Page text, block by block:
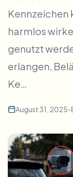
Video-
Bulk-Video-Blur
Massen-
Hochdurchsatz-
Enterprise-
API & SDK
Video-
Massen-
Kennzeichen
harmlos
genutzt
erlangen,
Ke…
August 31, 2025•